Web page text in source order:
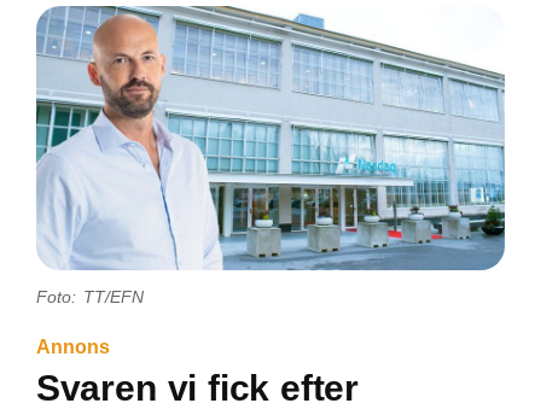
Foto: TT/EFN
Annons
Svaren vi fick efter